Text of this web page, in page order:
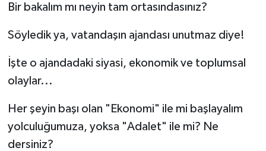
Bir bakalım mı neyin tam ortasındasınız?
Söyledik ya, vatandaşın ajandası unutmaz diye!
İşte o ajandadaki siyasi, ekonomik ve toplumsal
olaylar...
Her şeyin başı olan "Ekonomi" ile mi başlayalım
yolculuğumuza, yoksa "Adalet" ile mi? Ne
dersiniz?